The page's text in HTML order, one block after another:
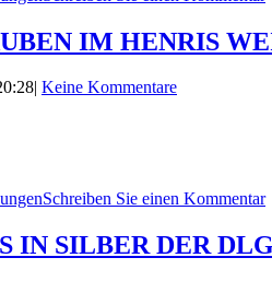
IM HENRIS
| Keine Kommentare
Schreiben Sie einen Kommentar
IN SILBER DER